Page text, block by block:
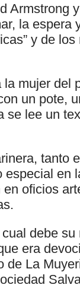
Armstrong
la espera
y de
mujer del
un pote,
se lee un
tanto
en
oficios
debe su
era
de La